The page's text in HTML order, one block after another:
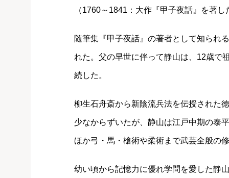
（1760～1841：大作『甲子夜話』を著
随筆集『甲子夜話』の著者として知られ
れた。父の早世に伴って静山は、12歳で
続した。
柳生石舟斎から新陰流兵法を伝授された
少なからずいたが、静山は江戸中期の泰
ほか弓・馬・槍術や柔術まで武芸全般の
幼い頃から記憶力に優れ学問を愛した静